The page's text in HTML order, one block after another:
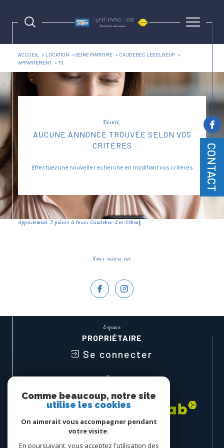
CONTACT
ACCUEIL LOCATION SEINE MARITIME
CAUDEBEC LES ELBEUF
APPARTEMENT
T3
Désolé,
AUCUNE ANNONCE TROUVÉE SELON VOS
CRITÈRES
Effectuez une nouvelle recherche en modifiant vos critères
Appartement 3 pièces à louer Caudebec-Les-Elbeuf
Nous suivre sur
Espace
PROPRIÉTAIRE
Se connecter
Nous
Comme beaucoup, notre site
utilise les cookies
On aimerait vous accompagner pendant
votre visite.
En poursuivant, vous acceptez l'utilisation des